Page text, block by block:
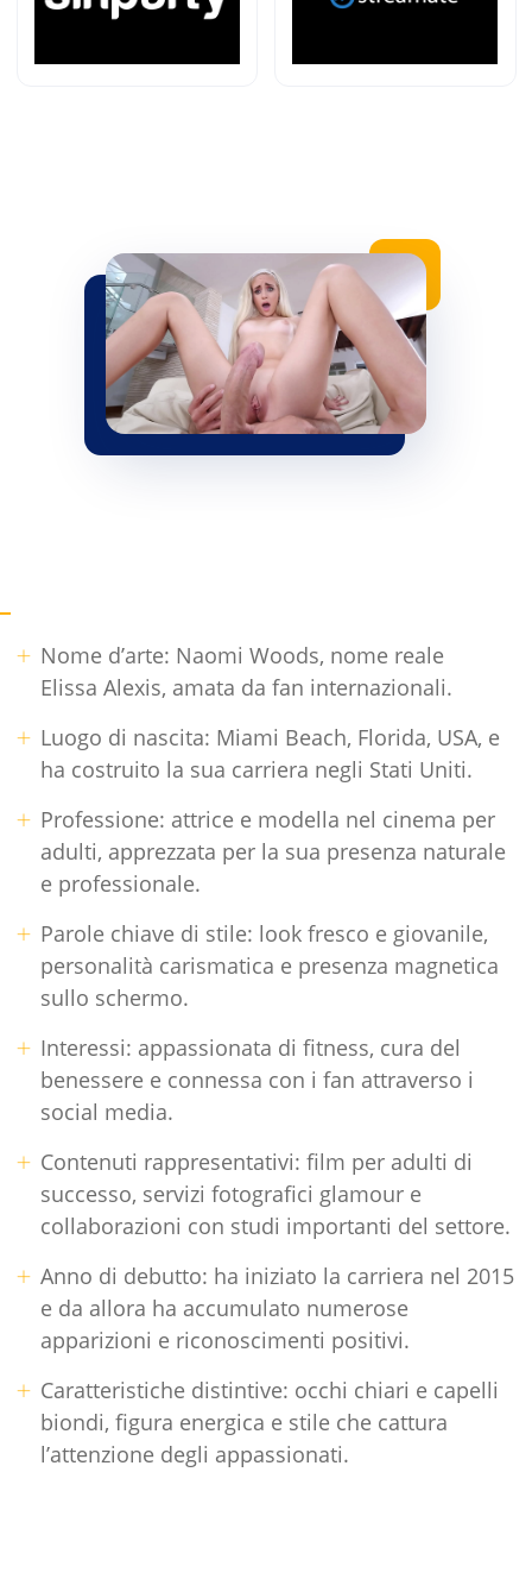
Nome d’arte: Naomi Woods, nome reale
Elissa Alexis, amata da fan internazionali.
Luogo di nascita: Miami Beach, Florida, USA, e
ha costruito la sua carriera negli Stati Uniti.
Professione: attrice e modella nel cinema per
adulti, apprezzata per la sua presenza naturale
e professionale.
Parole chiave di stile: look fresco e giovanile,
personalità carismatica e presenza magnetica
sullo schermo.
Interessi: appassionata di fitness, cura del
benessere e connessa con i fan attraverso i
social media.
Contenuti rappresentativi: film per adulti di
successo, servizi fotografici glamour e
collaborazioni con studi importanti del settore.
Anno di debutto: ha iniziato la carriera nel 2015
e da allora ha accumulato numerose
apparizioni e riconoscimenti positivi.
Caratteristiche distintive: occhi chiari e capelli
biondi, figura energica e stile che cattura
l’attenzione degli appassionati.